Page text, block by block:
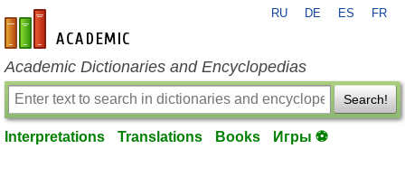
en-academic.com
RU DE ES FR
Academic Dictionaries and Encyclopedias
Search!
Interpretations Translations Books Игры ⚽